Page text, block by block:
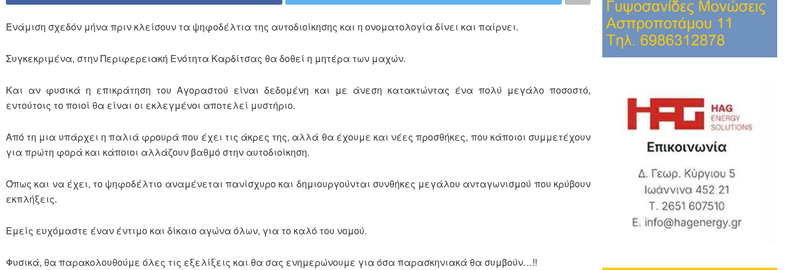
Ενάμιση σχεδόν μήνα πριν κλείσουν τα ψηφοδέλτια της αυτοδιοίκησης και η ονοματολογία δίνει και παίρνει.
Συγκεκριμένα, στην Περιφερειακή Ενότητα Καρδίτσας θα δοθεί η μητέρα των μαχών.
Και αν φυσικά η επικράτηση του Αγοραστού είναι δεδομένη και με άνεση κατακτώντας ένα πολύ μεγάλο ποσοστό,
εντούτοις το ποιοί θα είναι οι εκλεγμένοι αποτελεί μυστήριο.
Από τη μια υπάρχει η παλιά φρουρά που έχει τις άκρες της, αλλά θα έχουμε και νέες προσθήκες, που κάποιοι συμμετέχουν
για πρώτη φορά και κάποιοι αλλάζουν βαθμό στην αυτοδιοίκηση.
Όπως και να έχει, το ψηφοδέλτιο αναμένεται πανίσχυρο και δημιουργούνται συνθήκες μεγάλου ανταγωνισμού που κρύβουν
εκπλήξεις.
Εμείς ευχόμαστε έναν έντιμο και δίκαιο αγώνα όλων, για το καλό του νομού.
Φυσικά, θα παρακολουθούμε όλες τις εξελίξεις και θα σας ενημερώνουμε για όσα παρασκηνιακά θα συμβούν…!!